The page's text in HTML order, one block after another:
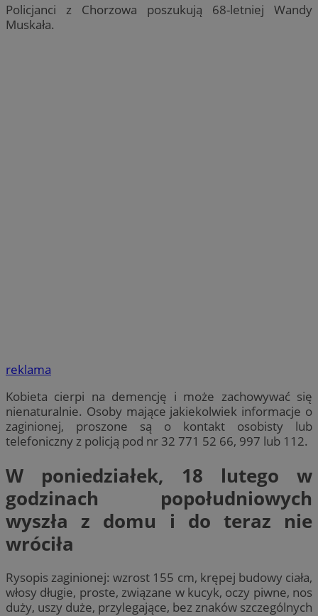
Policjanci z Chorzowa poszukują 68-letniej Wandy
Muskała.
reklama
Kobieta cierpi na demencję i może zachowywać się
nienaturalnie. Osoby mające jakiekolwiek informacje o
zaginionej, proszone są o kontakt osobisty lub
telefoniczny z policją pod nr 32 771 52 66, 997 lub 112.
W poniedziałek, 18 lutego w
godzinach popołudniowych
wyszła z domu i do teraz nie
wróciła
Rysopis zaginionej: wzrost 155 cm, krępej budowy ciała,
włosy długie, proste, związane w kucyk, oczy piwne, nos
duży, uszy duże, przylegające, bez znaków szczególnych